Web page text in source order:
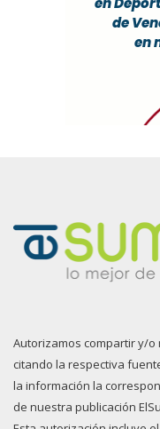
Autorizamos compartir y/
citando la respectiva
la información la
de nuestra publicación